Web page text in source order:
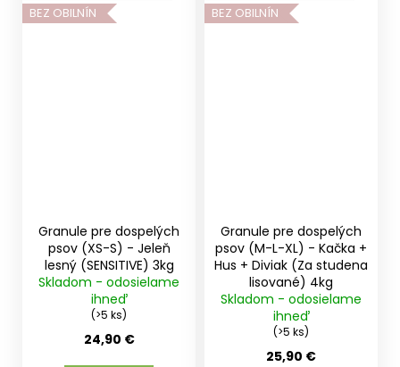
BEZ OBILNÍN
Granule pre dospelých
psov (XS-S) - Jeleň
lesný (SENSITIVE) 3kg
Skladom - odosielame
ihneď
(>5 ks)
24,90 €
BEZ OBILNÍN
Granule pre dospelých
psov (M-L-XL) - Kačka +
Hus + Diviak (Za studena
lisované) 4kg
Skladom - odosielame
ihneď
(>5 ks)
25,90 €